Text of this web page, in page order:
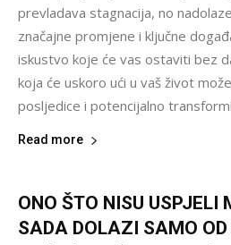
prevladava stagnacija, no
značajne promjene i ključne
iskustvo koje će vas ostaviti bez
koja će uskoro ući u vaš život
posljedice i potencijalno
Read more
ONO ŠTO NISU USPJELI
SADA DOLAZI SAMO OD